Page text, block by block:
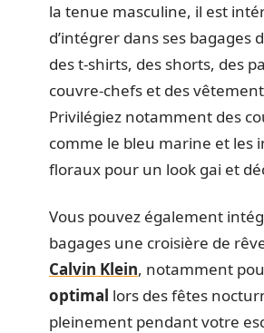
la tenue masculine, il est
d’intégrer dans ses bagages
des t-shirts, des shorts, des
couvre-chefs et des
Privilégiez notamment des
comme le bleu marine et les
floraux pour un look gai et
Vous pouvez également
bagages une croisière de
Calvin Klein, notamment
optimal lors des fêtes
pleinement pendant votre